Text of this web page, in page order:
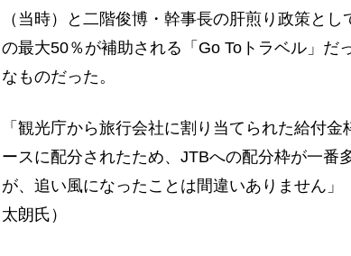
（当時）と二階俊博・幹事長の肝煎り政策と
の最大50％が補助される「Go Toトラベル」だ
なものだった。
「観光庁から旅行会社に割り当てられた給付
ースに配分されたため、JTBへの配分枠が一番
が、追い風になったことは間違いありません
太朗氏）